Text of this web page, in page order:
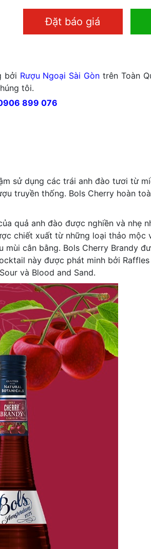
Đặt báo giá
bởi Rượu Ngoại Sài Gòn trên Toàn
tôi.
899 076
sử dụng các trái anh đào tươi từ
truyền thống. Bols Cherry hoàn
quả anh đào được nghiền và nhẹ
chiết xuất từ những loại thảo mộc
cân bằng. Bols Cherry Brandy
này được phát minh bởi Raffles
và Blood and Sand.